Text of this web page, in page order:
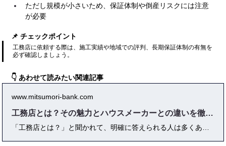
ただし規模が小さいため、保証体制や倒産リスクには注意
が必要
📌 チェックポイント
工務店に依頼する際は、施工実績や地域での評判、長期保証体制の有無を
必ず確認しましょう。
👇 あわせて読みたい関連記事
www.mitsumori-bank.com
工務店とは？その魅力とハウスメーカーとの違いを徹底解説